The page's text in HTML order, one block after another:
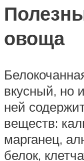
овоща
вкусный, но
ней
веществ:
марганец,
белок,